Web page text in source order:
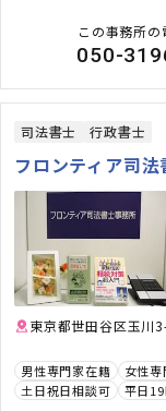
この事務所の
050-
司法書士 行政書士
フロンティア司
東京都世田谷区玉川
男性専門家在籍 女性
土日祝日相談可
平日